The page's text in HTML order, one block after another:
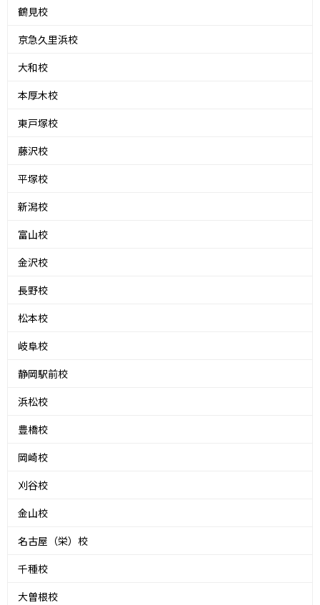
鶴見校
京急久里浜校
大和校
本厚木校
東戸塚校
藤沢校
平塚校
新潟校
富山校
金沢校
長野校
松本校
岐阜校
静岡駅前校
浜松校
豊橋校
岡崎校
刈谷校
金山校
名古屋（栄）校
千種校
大曽根校